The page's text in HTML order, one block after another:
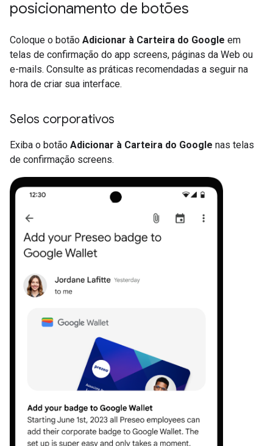
posicionamento de botões
Coloque o botão Adicionar à Carteira do Google em
telas de confirmação do app screens, páginas da Web ou
e-mails. Consulte as práticas recomendadas a seguir na
hora de criar sua interface.
Selos corporativos
Exiba o botão Adicionar à Carteira do Google nas telas
de confirmação screens.